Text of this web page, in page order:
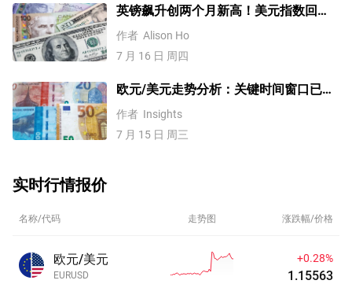
英镑飙升创两个月新高！美元指数回
调，通胀降温打压美联储加息
作者 Alison Ho
7 月 16 日 周四
欧元/美元走势分析：关键时间窗口已
至，欧元/美元或迎上涨契机！
作者 Insights
7 月 15 日 周三
实时行情报价
名称/代码 走势图 涨跌幅/价格
欧元/美元
EURUSD
+0.28%
1.15563